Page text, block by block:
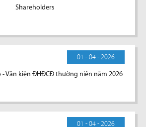
Shareholders
01 - 04 - 2026
- Văn kiện ĐHĐCĐ thường niên năm 2026
01 - 04 - 2026